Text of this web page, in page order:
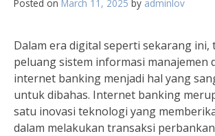
Posted on March 11, 2025 by adminlov
Dalam era digital seperti sekarang ini,
peluang sistem informasi manajemen
internet banking menjadi hal yang
untuk dibahas. Internet banking
satu inovasi teknologi yang
dalam melakukan transaksi